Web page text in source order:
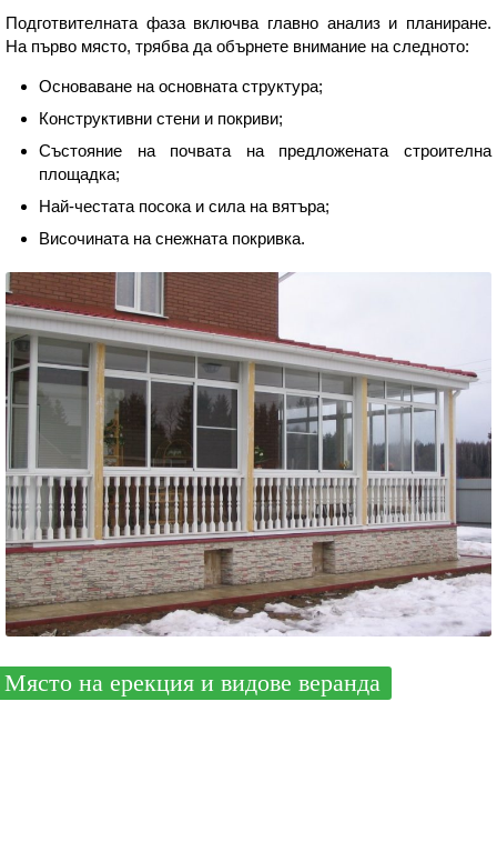
Подготвителната фаза включва главно анализ и планиране.
На първо място, трябва да обърнете внимание на следното:
Основаване на основната структура;
Конструктивни стени и покриви;
Състояние на почвата на предложената строителна
площадка;
Най-честата посока и сила на вятъра;
Височината на снежната покривка.
Място на ерекция и видове веранда